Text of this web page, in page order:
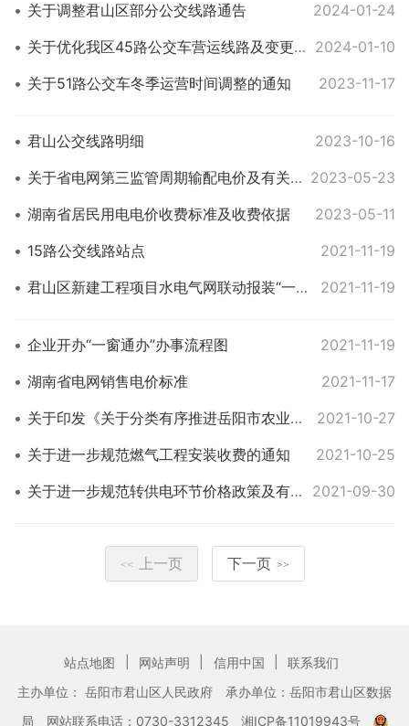
关于调整君山区部分公交线路通告
2024-01-24
关于优化我区45路公交车营运线路及变更站点的通告 2024-01-10
关于51路公交车冬季运营时间调整的通知
2023-11-17
君山公交线路明细
2023-10-16
关于省电网第三监管周期输配电价及有关事项的通知 2023-05-23
湖南省居民用电电价收费标准及收费依据
2023-05-11
15路公交线路站点
2021-11-19
君山区新建工程项目水电气网联动报装“一件事一次办”流程图
2021-11-19
企业开办“一窗通办”办事流程图
2021-11-19
湖南省电网销售电价标准
2021-11-17
关于印发《关于分类有序推进岳阳市农业水价综合改革的实施方案》的通知
2021-10-27
关于进一步规范燃气工程安装收费的通知
2021-10-25
关于进一步规范转供电环节价格政策及有关事项的通知
2021-09-30
<< 上一页 下一页 >>
站点地图 网站声明 信用中国
联系我们
主办单位： 岳阳市君山区人民政府
承办单位：岳阳市君山区数据
局
网站联系电话：0730-3312345 湘ICP备11019943号